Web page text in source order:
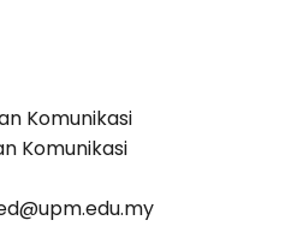
Komunikasi
Komunikasi